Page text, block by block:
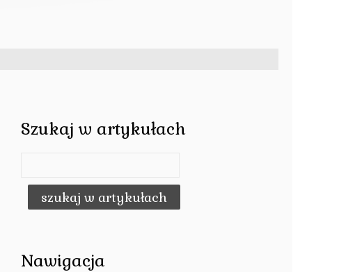
Szukaj w artykułach
Nawigacja